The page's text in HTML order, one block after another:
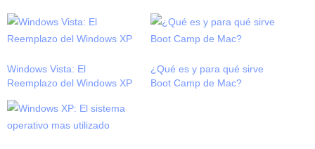
Windows Vista: El
Reemplazo del Windows XP
¿Qué es y para qué sirve
Boot Camp de Mac?